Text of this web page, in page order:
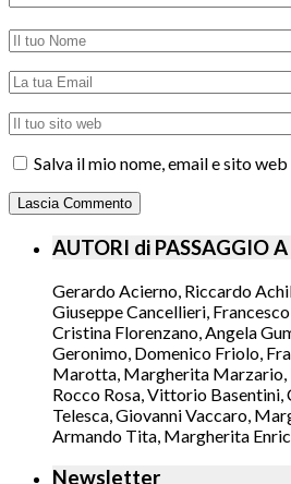
Salva il mio nome, email e sito
AUTORI di PASSAGGIO A
Gerardo Acierno, Riccardo
Giuseppe Cancellieri,
Cristina Florenzano, Angela
Geronimo, Domenico Friolo,
Marotta, Margherita Marzario,
Rocco Rosa, Vittorio Basentini,
Telesca, Giovanni Vaccaro,
Armando Tita, Margherita
Newsletter